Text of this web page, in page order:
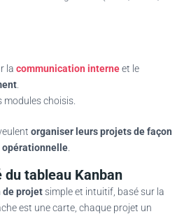
la communication interneet le
modules choisis.
organiser leurs projets de façon
opérationnelle
du tableau Kanban
de projetsimple et intuitif, basé sur la
est une carte, chaque projet un